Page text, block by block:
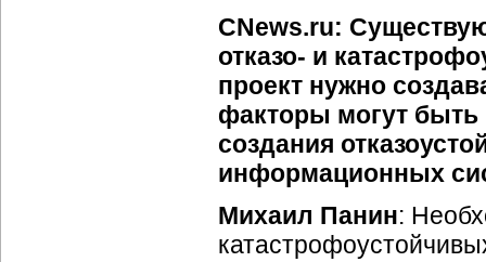
CNews.ru:
отказо- и
проект нужно
факторы могут
создания
информационных
Михаил Панин: